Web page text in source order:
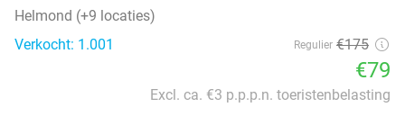
Helmond (+9 locaties)
Verkocht: 1.001
Regulier €175
€79
Excl. ca. €3 p.p.p.n. toeristenbelasting